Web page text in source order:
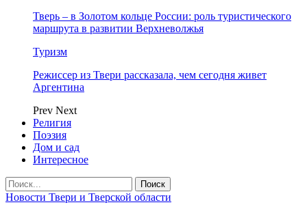
Тверь – в Золотом кольце России: роль туристического
маршрута в развитии Верхневолжья
Туризм
Режиссер из Твери рассказала, чем сегодня живет
Аргентина
Prev Next
Религия
Поэзия
Дом и сад
Интересное
Новости Твери и Тверской области